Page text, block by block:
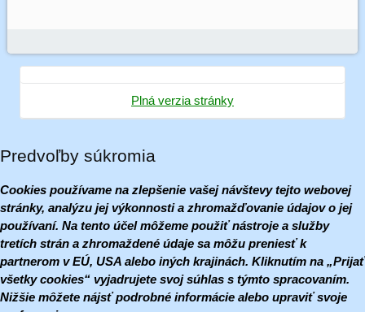
Plná verzia stránky
Predvoľby súkromia
Cookies používame na zlepšenie vašej návštevy tejto webovej
stránky, analýzu jej výkonnosti a zhromažďovanie údajov o jej
používaní. Na tento účel môžeme použiť nástroje a služby
tretích strán a zhromaždené údaje sa môžu preniesť k
partnerom v EÚ, USA alebo iných krajinách. Kliknutím na „Prijať
všetky cookies“ vyjadrujete svoj súhlas s týmto spracovaním.
Nižšie môžete nájsť podrobné informácie alebo upraviť svoje